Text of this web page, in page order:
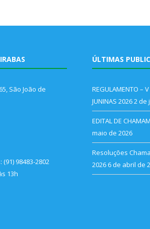
São João de
98483-2802
13h
ÚLTIMAS
REGULAMENTO –
JUNINAS 20262 de
EDITAL DE
maio de 2026
Resoluções
2026 6 de abril de